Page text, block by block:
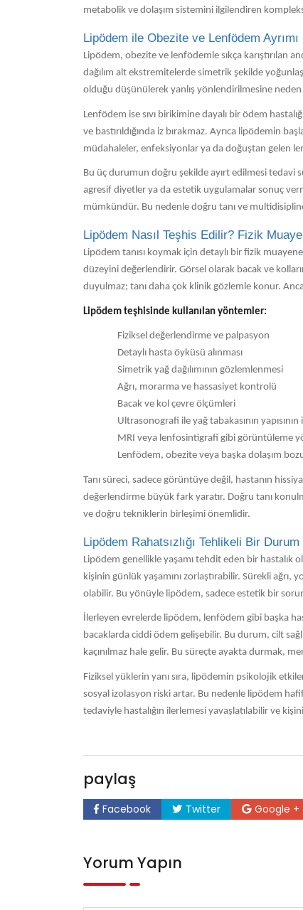
metabolik ve dolaşım sistemini ilgilendiren
Lipödem ile Obezite ve Lenfödem Ayrımı
Lipödem, obezite ve lenfödemle sıkça karıştırılan
dağılım alt ekstremitelerde simetrik şekilde
olduğu düşünülerek yanlış yönlendirilmesine
Lenfödem ise sıvı birikimine dayalı bir ödem
ve bastırıldığında iz bırakmaz. Ayrıca lipödemin
müdahaleler, enfeksiyonlar ya da doğuştan gelen
Bu üç durumun doğru şekilde ayırt edilmesi tedavi
agresif diyetler ya da estetik uygulamalar sonuç
mümkündür. Bu nedenle doğru tanı ve
Lipödem Nasıl Teşhis Edilir? Fizik
Lipödem tanısı koymak için detaylı bir fizik
düzeyini değerlendirir. Görsel olarak bacak ve
duyulmaz; tanı daha çok klinik gözlemle konur.
Lipödem teşhisinde kullanılan yöntemler:
Fiziksel değerlendirme ve palpasyon
Detaylı hasta öyküsü alınması
Simetrik yağ dağılımının gözlemlenmesi
Ağrı, morarma ve hassasiyet kontrolü
Bacak ve kol çevre ölçümleri
Ultrasonografi ile yağ tabakasının
MRI veya lenfosintigrafi gibi görüntüleme
Lenfödem, obezite veya başka dolaşım
Tanı süreci, sadece görüntüye değil, hastanın
değerlendirme büyük fark yaratır. Doğru tanı
ve doğru tekniklerin birleşimi önemlidir.
Lipödem Rahatsızlığı Tehlikeli Bir
Lipödem genellikle yaşamı tehdit eden bir hastalık
kişinin günlük yaşamını zorlaştırabilir. Sürekli
olabilir. Bu yönüyle lipödem, sadece estetik bir
İlerleyen evrelerde lipödem, lenfödem gibi başka
bacaklarda ciddi ödem gelişebilir. Bu durum, cilt
kaçınılmaz hale gelir. Bu süreçte ayakta durmak,
Fiziksel yüklerin yanı sıra, lipödemin psikolojik
sosyal izolasyon riski artar. Bu nedenle lipödem
tedaviyle hastalığın ilerlemesi yavaşlatılabilir ve
paylaş
Facebook Twitter Google +
Yorum Yapın